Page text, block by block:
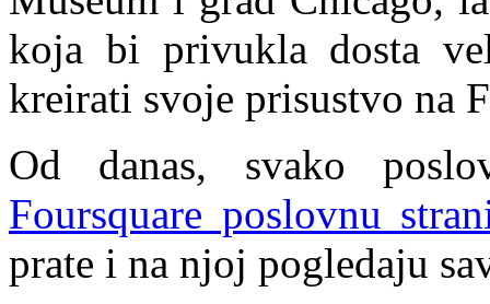
koja bi privukla dosta
kreirati svoje prisustvo na
Od danas, svako
Foursquare poslovnu
prate i na njoj pogledaju